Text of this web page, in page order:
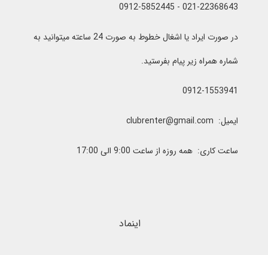
021-22368643 - 0912-5852445
در صورت ایراد یا اشغال خطوط به صورت 24 ساعته میتوانید به
شماره همراه زیر پیام بفرستید.
0912-1553941
ایمیل: clubrenter@gmail.com
ساعت کاری: همه روزه از ساعت 9:00 الی 17:00
اینماد